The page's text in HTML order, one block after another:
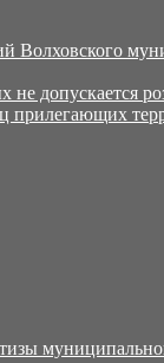
допускается